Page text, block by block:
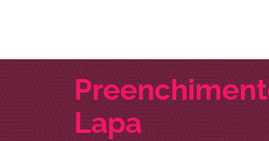
Lapa